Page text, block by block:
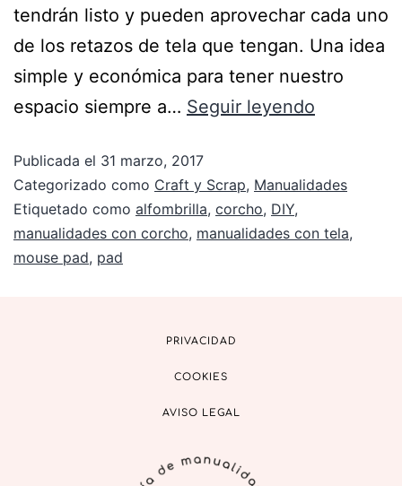
tendrán listo y pueden aprovechar cada uno
de los retazos de tela que tengan. Una idea
simple y económica para tener nuestro
espacio siempre a… Seguir leyendo
Publicada el 31 marzo, 2017
Categorizado como Craft y Scrap, Manualidades
Etiquetado como alfombrilla, corcho, DIY,
manualidades con corcho, manualidades con tela,
mouse pad, pad
PRIVACIDAD
COOKIES
AVISO LEGAL